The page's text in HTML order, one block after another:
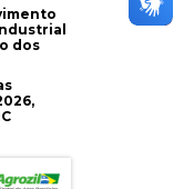
dos